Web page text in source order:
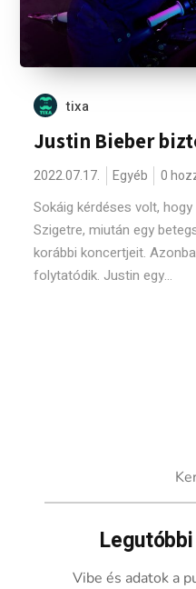
tixa
Justin Bieber
2022.07.17. Egyéb 0
Sokáig kérdéses volt,
Szigetre, miután egy
korábbi koncertjeit.
folytatódik. Justin egy...
Vibe és adatok a